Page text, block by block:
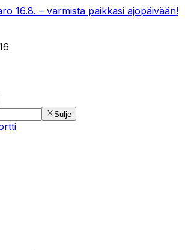
16.8. – varmista paikkasi ajopäivään!
Sulje